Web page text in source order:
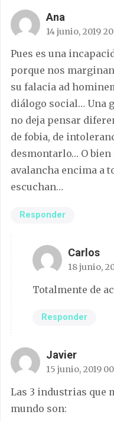
Ana
14 junio, 2019
Pues es una
porque nos
su falacia ad
diálogo social… Una
no deja pensar
de fobia, de
desmontarlo… O bien
avalancha encima a
escuchan…
Responder
Carlos
18 junio,
Totalmente de
Responder
Javier
15 junio, 2019
Las 3 industrias que
mundo son: